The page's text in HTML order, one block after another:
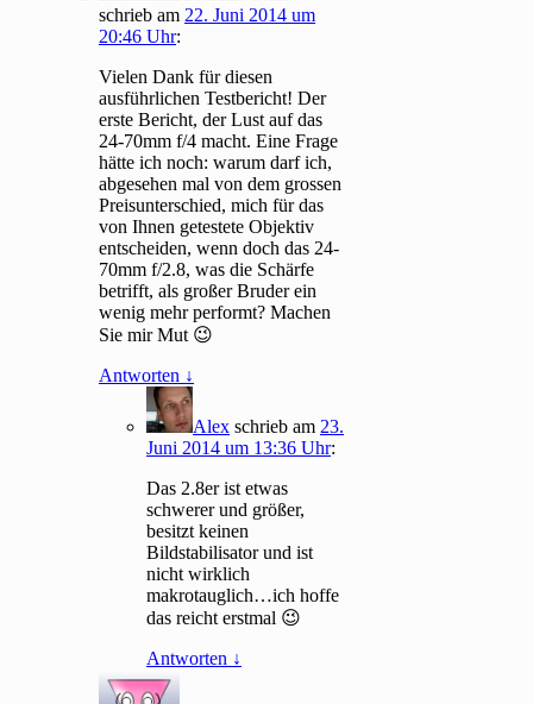
schrieb am 22. Juni 2014 um
20:46 Uhr:
Vielen Dank für diesen
ausführlichen Testbericht! Der
erste Bericht, der Lust auf das
24-70mm f/4 macht. Eine Frage
hätte ich noch: warum darf ich,
abgesehen mal von dem grossen
Preisunterschied, mich für das
von Ihnen getestete Objektiv
entscheiden, wenn doch das 24-
70mm f/2.8, was die Schärfe
betrifft, als großer Bruder ein
wenig mehr performt? Machen
Sie mir Mut 😉
Antworten ↓
Alex schrieb am 23.
Juni 2014 um 13:36 Uhr:
Das 2.8er ist etwas
schwerer und größer,
besitzt keinen
Bildstabilisator und ist
nicht wirklich
makrotauglich…ich hoffe
das reicht erstmal 😉
Antworten ↓